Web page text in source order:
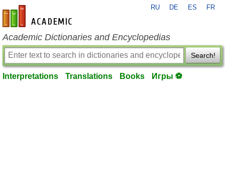
en-academic.com
RU DE ES FR
Academic Dictionaries and Encyclopedias
Search!
Interpretations Translations Books Игры ⚽